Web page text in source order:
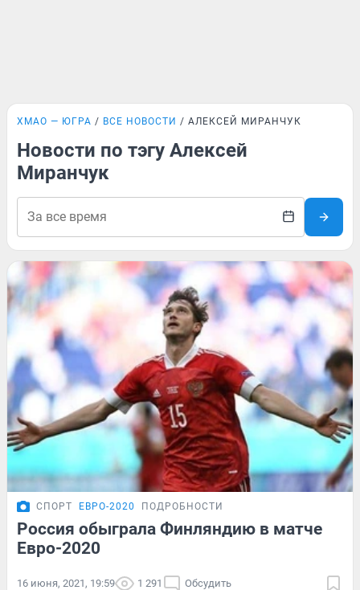
ХМАО — ЮГРА ВСЕ НОВОСТИ АЛЕКСЕЙ МИРАНЧУК
Новости по тэгу Алексей
Миранчук
СПОРТ ЕВРО-2020 ПОДРОБНОСТИ
Россия обыграла Финляндию в матче
Евро-2020
16 июня, 2021, 19:59 1 291 Обсудить